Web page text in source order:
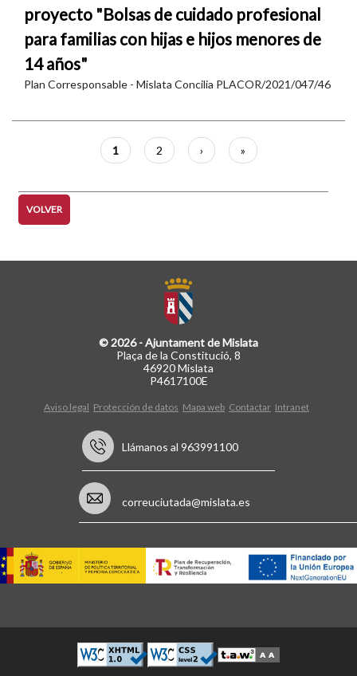
proyecto "Bolsas de cuidado profesional
para familias con hijas e hijos menores de
14 años"
Plan Corresponsable - Mislata Concilia PLACOR/2021/047/46
Página
actual
1 Página
2
Siguiente
página
›
Última
página
»
VOLVER
© 2026 - Ajuntament de Mislata
Plaça de la Constitució, 8
46920 Mislata
P4617100E
Aviso legal Protección de datos Mapa web Contactar Intranet
Llámanos al 963991100
correuciutada@mislata.es